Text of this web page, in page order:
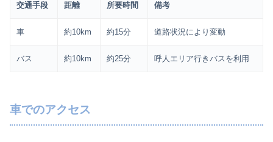
交通手段 距離 所要時間 備考
車 約10km 約15分 道路状況により変動
バス 約10km 約25分 呼人エリア行きバスを利用
車でのアクセス